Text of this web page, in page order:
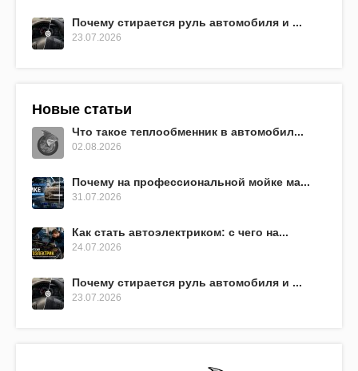
Почему стирается руль автомобиля и ...
23.07.2026
Новые статьи
Что такое теплообменник в автомобил...
02.08.2026
Почему на профессиональной мойке ма...
31.07.2026
Как стать автоэлектриком: с чего на...
24.07.2026
Почему стирается руль автомобиля и ...
23.07.2026